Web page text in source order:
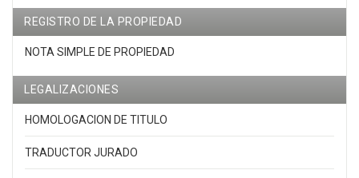
REGISTRO DE LA PROPIEDAD
NOTA SIMPLE DE PROPIEDAD
LEGALIZACIONES
HOMOLOGACION DE TITULO
TRADUCTOR JURADO